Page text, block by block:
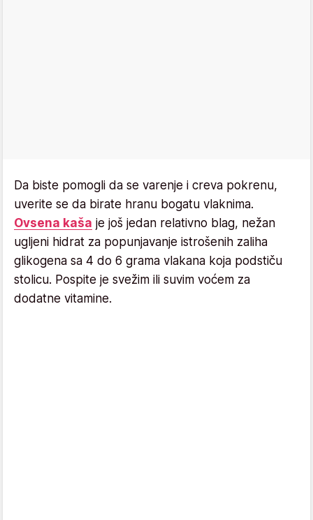
Da biste pomogli da se varenje i creva pokrenu,
uverite se da birate hranu bogatu vlaknima.
Ovsena kaša je još jedan relativno blag, nežan
ugljeni hidrat za popunjavanje istrošenih zaliha
glikogena sa 4 do 6 grama vlakana koja podstiču
stolicu. Pospite je svežim ili suvim voćem za
dodatne vitamine.